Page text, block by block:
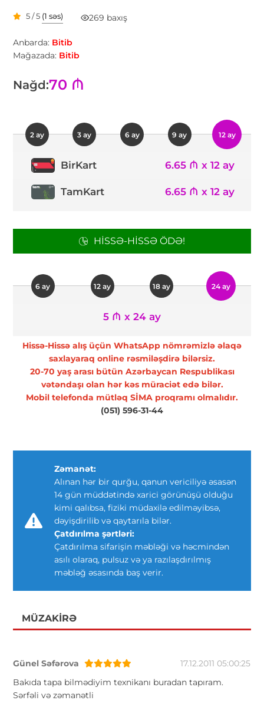
5 / 5 (1 səs) 269 baxış
Anbarda: Bitib
Mağazada: Bitib
Nağd:70 ₼
2 ay 3 ay 6 ay 9 ay 12 ay
BirKart 6.65 ₼ x 12 ay
TamKart 6.65 ₼ x 12 ay
HISSƏ-HISSƏ ÖDƏ!
6 ay 12 ay 18 ay 24 ay
5 ₼ x 24 ay
Hissə-Hissə alış üçün WhatsApp nömrəmizlə əlaqə
saxlayaraq online rəsmiləşdirə bilərsiz.
20-70 yaş arası bütün Azərbaycan Respublikası
vətəndaşı olan hər kəs müraciət edə bilər.
Mobil telefonda mütləq SİMA proqramı olmalıdır.
(051) 596-31-44
Zəmanət:
Alınan hər bir qurğu, qanun vericiliyə əsasən
14 gün müddətində xarici görünüşü olduğu
kimi qalıbsa, fiziki müdaxilə edilməyibsə,
dəyişdirilib və qaytarıla bilər.
Çatdırılma şərtləri:
Çatdırılma sifarişin məbləği və həcmindən
asılı olaraq, pulsuz və ya razılaşdırılmış
məbləğ əsasında baş verir.
MÜZAKIRƏ
Günel Səfərova
17.12.2011 05:00:25
Bakıda tapa bilmədiyim texnikanı buradan tapıram.
Sərfəli və zəmanətli